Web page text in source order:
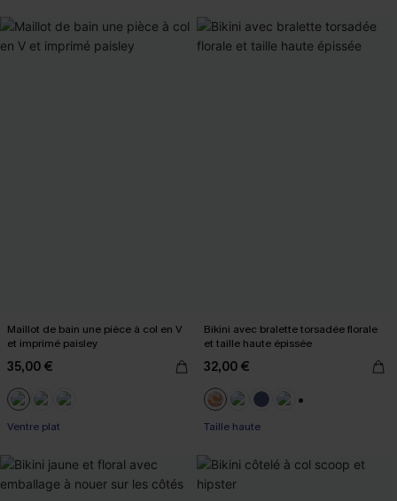
Maillot de bain une pièce à col en V
et imprimé paisley
35,00 €
Ventre plat
Bikini avec bralette torsadée florale
et taille haute épissée
32,00 €
Taille haute